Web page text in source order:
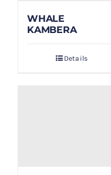
WHALE
KAMBERA
Details